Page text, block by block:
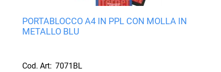
PORTABLOCCO A4 IN PPL CON MOLLA IN
METALLO BLU
Cod. Art: 7071BL